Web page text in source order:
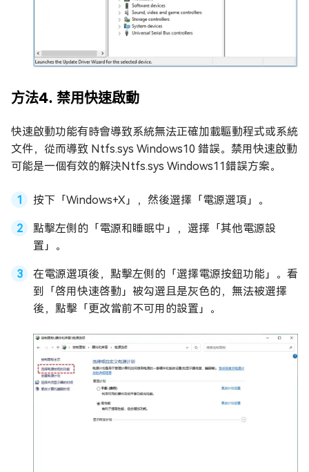
方法4. 禁用快速啟動
快速啟動功能有時會導致系統無法正確加載驅動程式或系統
文件，從而導致 Ntfs.sys Windows10 錯誤。禁用快速啟動
可能是一個有效的解決Ntfs.sys Windows11錯誤方案。
按下「Windows+X」，然後選擇「電源選項」。
點擊左側的「電源和睡眠中」，選擇「其他電源設
置」。
在電源選項後，點擊左側的「選擇電源按鈕功能」。看
到「啓用快速啓動」被勾選且是灰色的，無法被選擇
後，點擊「更改當前不可用的設置」。